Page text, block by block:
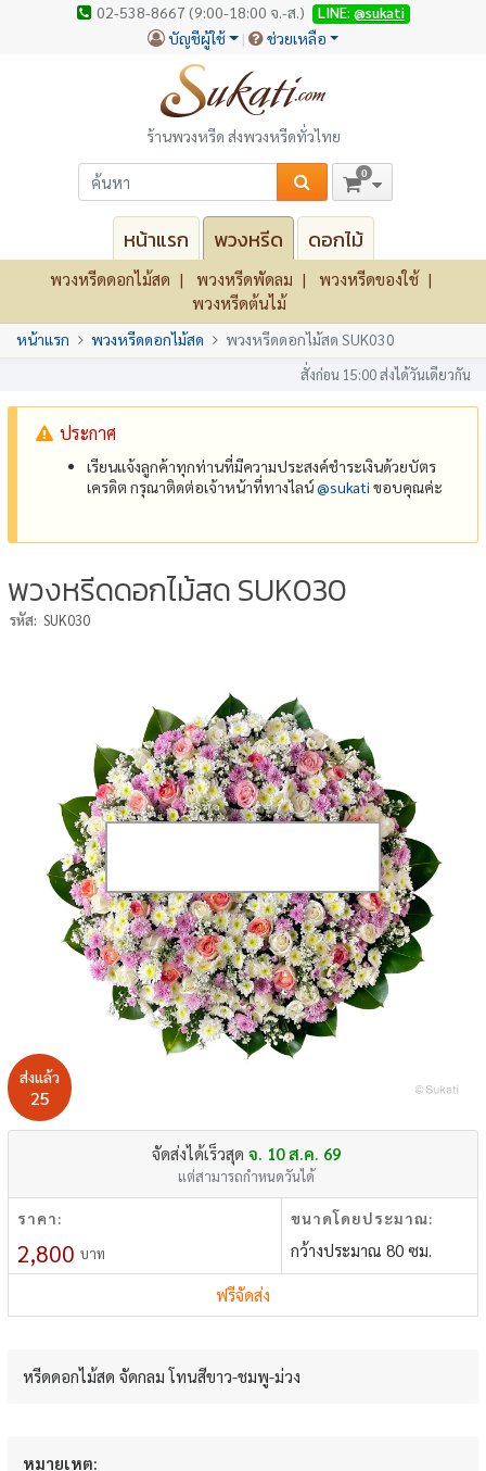
02-538-8667 (9:00-18:00 จ.-ส.) LINE: @sukati
บัญชีผู้ใช้ ช่วยเหลือ
ร้านพวงหรีด ส่งพวงหรีดทั่วไทย
0
หน้าแรก พวงหรีด ดอกไม้
พวงหรีดดอกไม้สด พวงหรีดพัดลม
พวงหรีดของใช้
พวงหรีดต้นไม้
หน้าแรก พวงหรีดดอกไม้สด พวงหรีดดอกไม้สด SUK030
สั่งก่อน 15:00 ส่งได้วันเดียวกัน
ประกาศ
เรียนแจ้งลูกค้าทุกท่านที่มีความประสงค์ชำระเงินด้วยบัตร
เครดิต กรุณาติดต่อเจ้าหน้าที่ทางไลน์@‌sukati ขอบคุณค่ะ
พวงหรีดดอกไม้สด SUK030
รหัส: SUK030
ส่งแล้ว
25
จัดส่งได้เร็วสุด จ. 10 ส.ค. 69
แต่สามารถกำหนดวันได้
ราคา:
2,800 บาท
ขนาดโดยประมาณ:
กว้างประมาณ 80 ซม.
ฟรีจัดส่ง
หรีดดอกไม้สด จัดกลม โทนสีขาว-ชมพู-ม่วง
หมายเหตุ: